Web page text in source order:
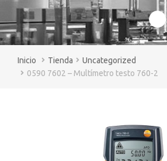
You are here:
Tienda
Uncategorized
0590 7602 – Multímetro testo 760-2